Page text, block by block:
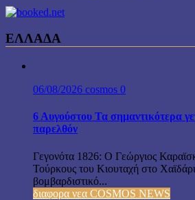
ΕΛΛΑΔΑ
06/08/2026 cosmos 0
6 Αυγούστου Τα σημαντικότερα
παρελθόν
Γεγονότα 1826: Ο Γεώργιος
Τούρκους του Κιουταχή στο
βομβαρδιστικό...
διαφορα νεα COSMOS NEWS